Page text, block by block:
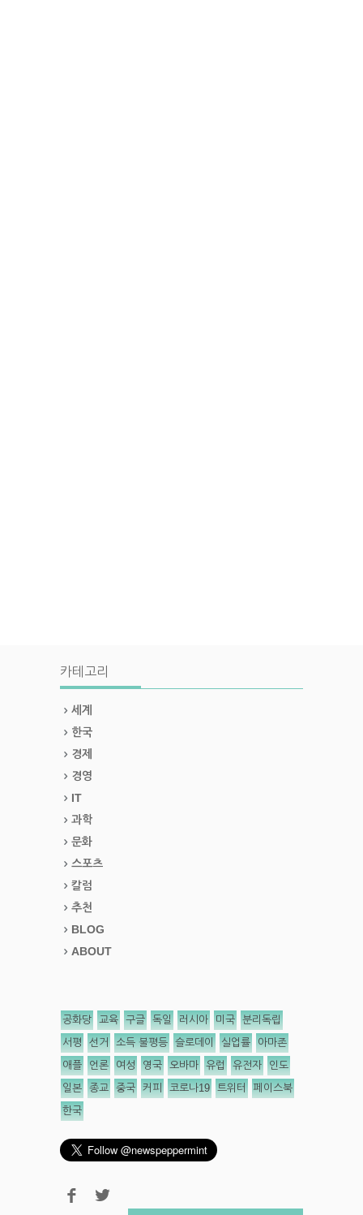
카테고리
세계
한국
경제
경영
IT
과학
문화
스포츠
칼럼
추천
BLOG
ABOUT
공화당 교육 구글 독일 러시아 미국 분리독립
서평 선거 소득 불평등 슬로데이 실업률 아마존
애플 언론 여성 영국 오바마 유럽 유전자 인도
일본 종교 중국 커피 코로나19 트위터 페이스북
한국